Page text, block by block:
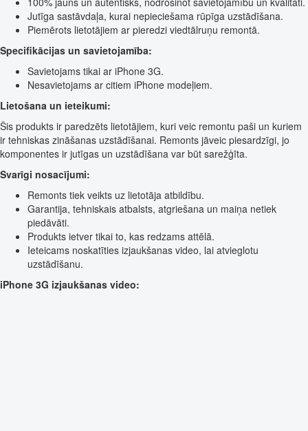
Jutīga sastāvdaļa, kurai nepieciešama rūpīga uzstādīšana.
Piemērots lietotājiem ar pieredzi viedtālruņu remontā.
Specifikācijas un savietojamība:
Savietojams tikai ar iPhone 3G.
Nesavietojams ar citiem iPhone modeļiem.
Lietošana un ieteikumi:
Šis produkts ir paredzēts lietotājiem, kuri veic remontu paši un kuriem
ir tehniskas zināšanas uzstādīšanai. Remonts jāveic piesardzīgi, jo
komponentes ir jutīgas un uzstādīšana var būt sarežģīta.
Svarīgi nosacījumi:
Remonts tiek veikts uz lietotāja atbildību.
Garantija, tehniskais atbalsts, atgriešana un maiņa netiek
piedāvāti.
Produkts ietver tikai to, kas redzams attēlā.
Ieteicams noskatīties izjaukšanas video, lai atvieglotu
uzstādīšanu.
iPhone 3G izjaukšanas video: